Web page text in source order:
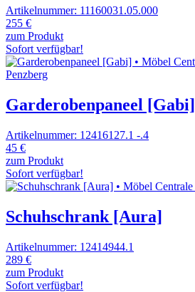
Artikelnummer: 11160031.05.000
255 €
zum Produkt
Sofort verfügbar!
Garderobenpaneel [Gabi]
Artikelnummer: 12416127.1 -.4
45 €
zum Produkt
Sofort verfügbar!
Schuhschrank [Aura]
Artikelnummer: 12414944.1
289 €
zum Produkt
Sofort verfügbar!